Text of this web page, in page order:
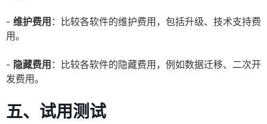
- 维护费用 ：比较各软件的维护费用，包括升级、技术支持费
用。
- 隐藏费用 ：比较各软件的隐藏费用，例如数据迁移、二次开
发费用。
五、试用测试